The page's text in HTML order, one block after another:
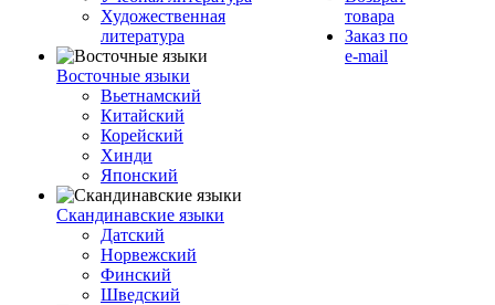
Художественная
литература
Восточные языки
Вьетнамский
Китайский
Корейский
Хинди
Японский
Скандинавские языки
Датский
Норвежский
Финский
Шведский
товара
Заказ по
e-mail